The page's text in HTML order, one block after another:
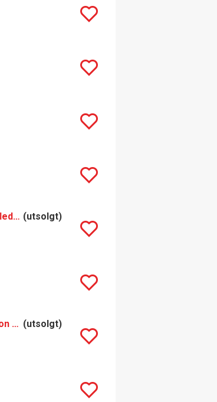
Cooper's Choice From the Sample Room Sweet & Smoky Refilled Sherry CaskFinish (utsolgt)
Cooper's Choice Skara Brae Secret Orkney 2005 16 YO Bourbon Cask Matured (utsolgt)